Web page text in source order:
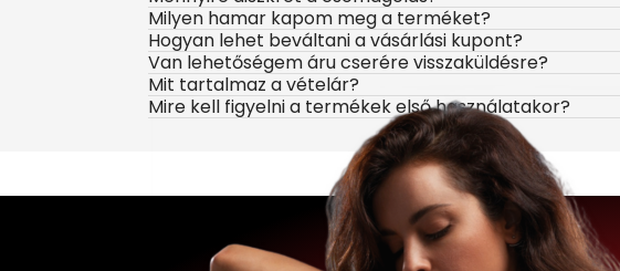
Milyen hamar kapom meg a terméket?
Hogyan lehet beváltani a vásárlási kupont?
Van lehetőségem áru cserére visszaküldésre?
Mit tartalmaz a vételár?
Mire kell figyelni a termékek első használatakor?